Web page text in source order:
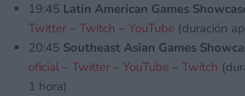
19:45 Latin American Games
Twitter
Twitch YouTube (duración
20:45 Southeast Asian Games
oficial
Twitter YouTube Twitch
1 hora)